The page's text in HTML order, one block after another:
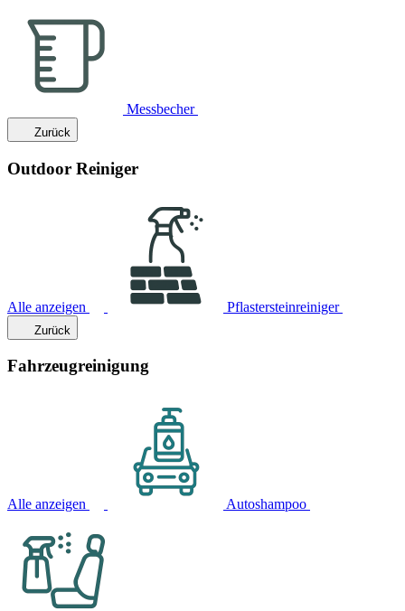
Messbecher
Zurück
Outdoor Reiniger
Alle anzeigen Pflastersteinreiniger
Zurück
Fahrzeugreinigung
Alle anzeigen Autoshampoo